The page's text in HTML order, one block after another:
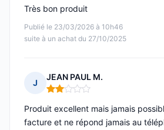
Publié le 23/03/2026 à 10h46
suite à un achat du 27/10/2025
Très bon produit
J
JEAN PAUL M.
Note : 2 sur 5
Produit excellent mais jamais
facture et ne répond jamais au